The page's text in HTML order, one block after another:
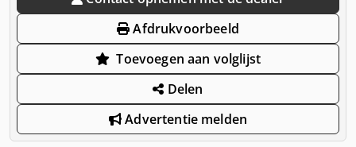
Afdrukvoorbeeld
Toevoegen aan volglijst
Delen
Advertentie melden